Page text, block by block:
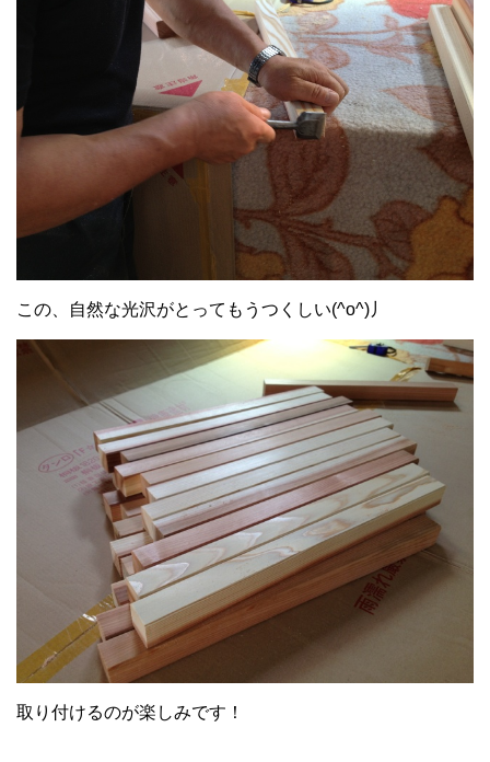
この、自然な光沢がとってもうつくしい(^o^)丿
取り付けるのが楽しみです！